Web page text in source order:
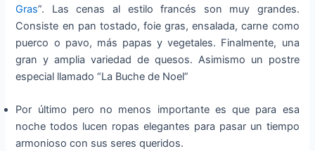
Gras”. Las cenas al estilo francés son muy grandes.
Consiste en pan tostado, foie gras, ensalada, carne como
puerco o pavo, más papas y vegetales. Finalmente, una
gran y amplia variedad de quesos. Asimismo un postre
especial llamado “La Buche de Noel”
Por último pero no menos importante es que para esa
noche todos lucen ropas elegantes para pasar un tiempo
armonioso con sus seres queridos.